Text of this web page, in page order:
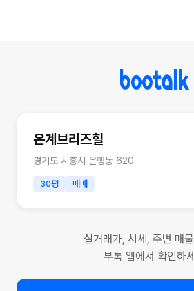
은계브리즈힐
경기도 시흥시 은행동 620
30평 매매
실거래가, 시세, 주변 매
부톡 앱에서 확인하